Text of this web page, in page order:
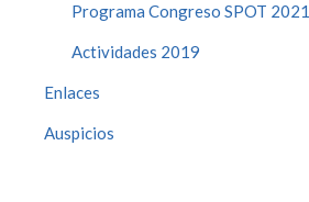
Programa Congreso SPOT 2021
Actividades 2019
Enlaces
Auspicios